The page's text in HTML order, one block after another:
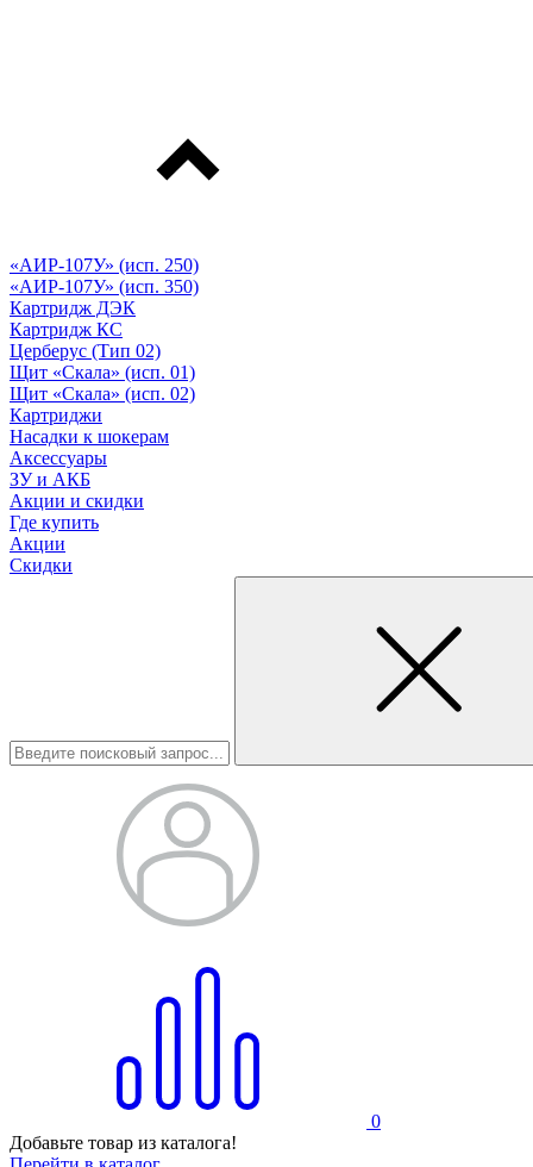
«АИР-107У» (исп. 250)
«АИР-107У» (исп. 350)
Картридж ДЭК
Картридж КС
Церберус (Тип 02)
Щит «Скала» (исп. 01)
Щит «Скала» (исп. 02)
Картриджи
Насадки к шокерам
Аксессуары
ЗУ и АКБ
Акции и скидки
Где купить
Акции
Скидки
0
Добавьте товар из каталога!